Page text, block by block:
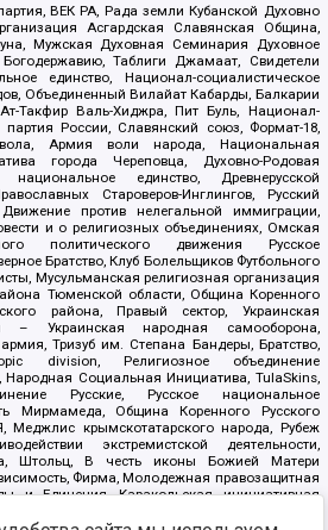
ВЕК РА, Рада земли Кубанской Духовно
Асгардская Славянская Община,
Мужская Духовная Семинария Духовное
Таблиги Джамаат, Свидетели
единство, Национал-социалистическое
Объединенный Вилайат Кабарды, Балкарии
Такфир Валь-Хиджра, Пит Буль, Национал-
партия России, Славянский союз, Формат-18,
Армия воли народа, Национальная
города Череповца, Духовно-Родовая
единство, Древнерусской
Староверов-Инглингов, Русский
против нелегальной иммиграции,
и о религиозных объединениях, Омская
политического движения Русское
Братство, Клуб Болельщиков Футбольного
Мусульманская религиозная организация
Тюменской области, Община Коренного
района, Правый сектор, Украинская
– Украинская народная самооборона,
Тризуб им. Степана Бандеры, Братство,
division, Религиозное объединение
Народная Социальная Инициатива, TulaSkins,
Русские, Русское национальное
Мирмамеда, Община Коренного Русского
Меджлис крымскотатарского народа, Рубеж
экстремистской деятельности,
Штольц, В честь иконы Божией Матери
Фирма, Молодежная правозащитная
и Единения, Каракольская инициативная